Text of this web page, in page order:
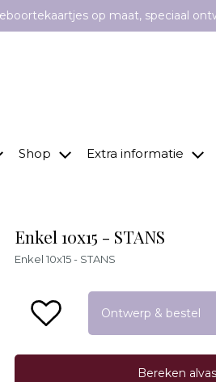
op maat, speciaal
Shop Extra informatie
Enkel 10x15 - STANS
Enkel 10x15 - STANS
Ontwerp & bestel
Bereken